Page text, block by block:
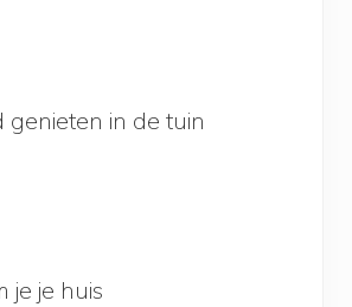
genieten in de tuin
je je huis